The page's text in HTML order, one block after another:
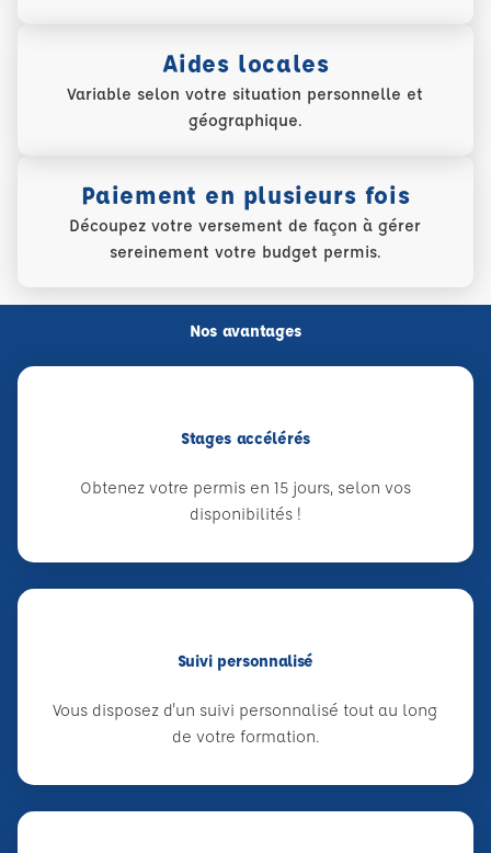
Aides locales
Variable selon votre situation personnelle et
géographique.
Paiement en plusieurs fois
Découpez votre versement de façon à gérer
sereinement votre budget permis.
Nos avantages
Stages accélérés
Obtenez votre permis en 15 jours, selon vos
disponibilités !
Suivi personnalisé
Vous disposez d'un suivi personnalisé tout au long
de votre formation.